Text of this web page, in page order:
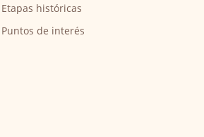
Etapas históricas
Puntos de interés